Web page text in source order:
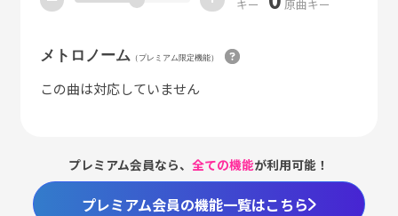
キー 原曲キー
メトロノーム （プレミアム限定機能）
この曲は対応していません
プレミアム会員なら、全ての機能が利用可能！
プレミアム会員の機能一覧はこちら